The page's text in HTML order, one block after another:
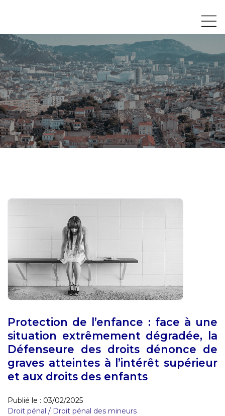
Protection de l’enfance : face à une
situation extrêmement dégradée, la
Défenseure des droits dénonce de
graves atteintes à l’intérêt supérieur
et aux droits des enfants
Publié le : 03/02/2025
Droit pénal / Droit pénal des mineurs